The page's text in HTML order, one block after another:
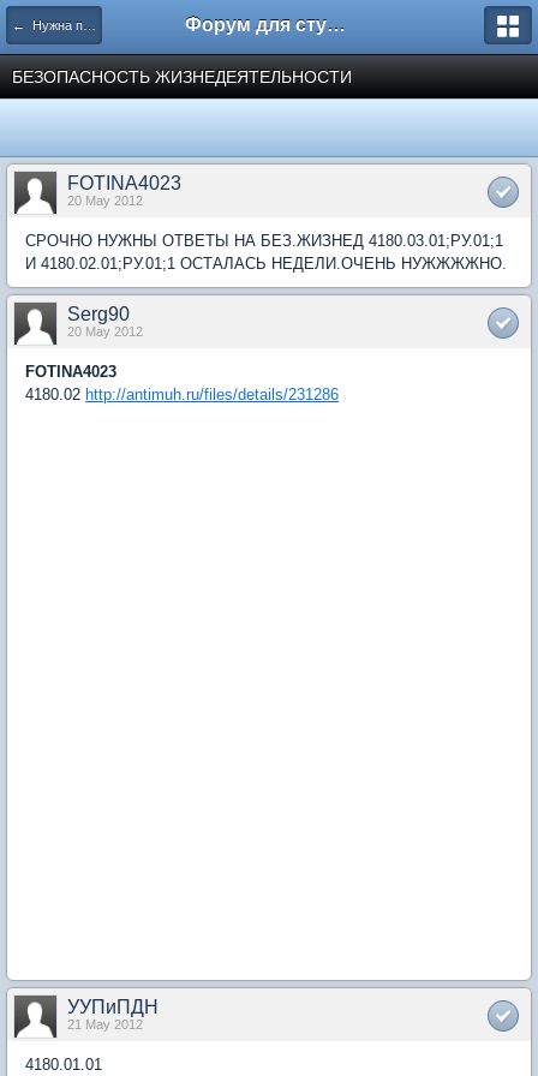
← Нужна помощь Форум для студента СГА
БЕЗОПАСНОСТЬ ЖИЗНЕДЕЯТЕЛЬНОСТИ
FOTINA4023
20 May 2012
СРОЧНО НУЖНЫ ОТВЕТЫ НА БЕЗ.ЖИЗНЕД 4180.03.01;РУ.01;1
И 4180.02.01;РУ.01;1 ОСТАЛАСЬ НЕДЕЛИ.ОЧЕНЬ НУЖЖЖЖНО.
Serg90
20 May 2012
FOTINA4023
4180.02 http://antimuh.ru/files/details/231286
УУПиПДН
21 May 2012
4180.01.01